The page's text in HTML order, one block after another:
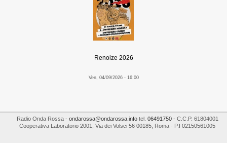
Renoize 2026
Ven, 04/09/2026 - 16:00
Radio Onda Rossa- ondarossa@ondarossa.infotel. 06491750- C.C.P. 61804001
Cooperativa Laboratorio 2001
Via dei Volsci 56 00185 Roma - P.I 02150561005